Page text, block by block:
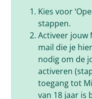
Kies voor
stappen.
Activeer jouw
mail die je
nodig om de
activeren
toegang tot
van 18 jaar is